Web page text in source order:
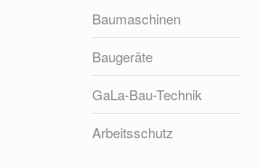
Baumaschinen
Baugeräte
GaLa-Bau-Technik
Arbeitsschutz